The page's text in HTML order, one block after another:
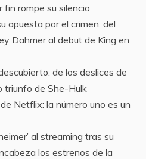
rompe su silencio
apuesta por el crimen: del
Dahmer al debut de King en
de los deslices de
triunfo de She-Hulk
Netflix: la número uno es un
al streaming tras su
los estrenos de la